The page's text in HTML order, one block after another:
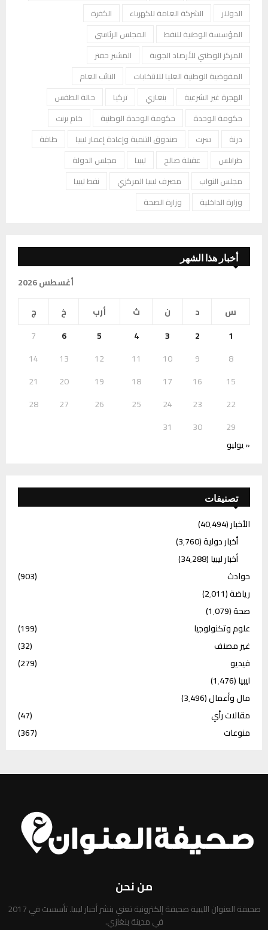
الدولار
الشركة العامة للكهرباء
الكفرة
المؤسسة الوطنية للنفط
المجلس الرئاسي
المركز الوطني للأرصاد الجوية
المشير حفتر
المفوضية الوطنية العليا للانتخابات
النائب العام
الهجرة غير الشرعية
بنغازي تركيا
حالة الطقس
حكومة الوحدة
حكومة الوحدة الوطنية
خام برنت
درنة
سرت صندوق التنمية وإعادة إعمار ليبيا
طاقة
طرابلس
عقيلة صالح ليبيا
مجلس الدولة
مجلس النواب
مصرف ليبيا المركزي
نفط ليبيا
وزارة الداخلية
وزارة الصحة
أخبار هذا الشهر
أغسطس 2026
س
د ن ث أرب خ
ج
1
2
3
4
5
6
7
8
9
10
11
12
13
14
15
16
17
18
19
20
21
22
23
24
25
26
27
28
29
30
31
« يوليو
تصنيفات
الأخبار(40٬494)
أخبار دولية(3٬760)
أخبار ليبيا(34٬288)
حوادث
(903)
رياضة(2٬011)
صحة(1٬079)
علوم وتكنولوجيا
(199)
غير مصنف
(32)
فيديو
(279)
ليبيا(1٬476)
مال وأعمال(3٬496)
مقالات رأي
(47)
منوعات
(367)
من نحن
صحيفة العنوان الليبية صحيفة إلكترونية تعني بنشر أخبار ليبيا. تأسست في 2017
في مدينة بنغازي.